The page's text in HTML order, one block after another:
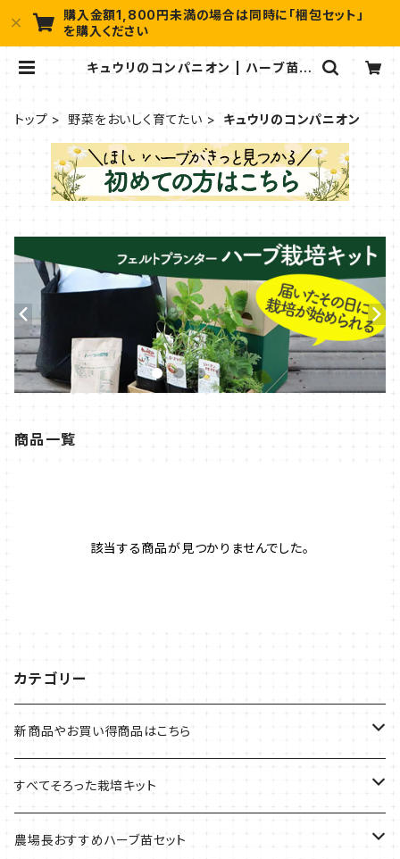
購入金額1,800円未満の場合は同時に「梱包セット」
を購入ください
キュウリのコンパニオン | ハーブ苗の
トップ 野菜をおいしく育てたい キュウリのコンパニオン
商品一覧
該当する商品が見つかりませんでした。
カテゴリー
新商品やお買い得商品はこちら
今イチオシの商品
季節のおすすめ商品
すべてそろった栽培キット
フェルトプランターの栽培キット
農場長おすすめハーブ苗セット